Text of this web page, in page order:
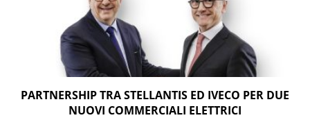
PARTNERSHIP TRA STELLANTIS ED IVECO PER DUE
NUOVI COMMERCIALI ELETTRICI